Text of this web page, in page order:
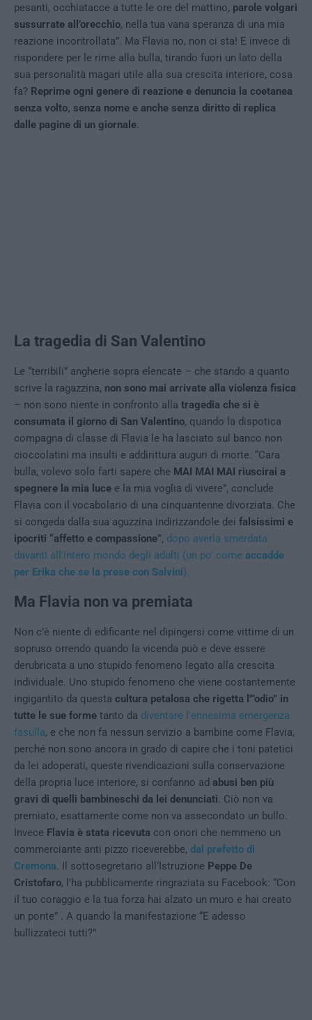
pesanti, occhiatacce a tutte le ore del mattino, parole volgari
sussurrate all’orecchio, nella tua vana speranza di una mia
reazione incontrollata”. Ma Flavia no, non ci sta! E invece di
rispondere per le rime alla bulla, tirando fuori un lato della
sua personalità magari utile alla sua crescita interiore, cosa
fa? Reprime ogni genere di reazione e denuncia la coetanea
senza volto, senza nome e anche senza diritto di replica
dalle pagine di un giornale.
La tragedia di San Valentino
Le “terribili” angherie sopra elencate – che stando a quanto
scrive la ragazzina, non sono mai arrivate alla violenza fisica
– non sono niente in confronto alla tragedia che si è
consumata il giorno di San Valentino, quando la dispotica
compagna di classe di Flavia le ha lasciato sul banco non
cioccolatini ma insulti e addirittura auguri di morte. “Cara
bulla, volevo solo farti sapere che MAI MAI MAI riuscirai a
spegnere la mia luce e la mia voglia di vivere”, conclude
Flavia con il vocabolario di una cinquantenne divorziata. Che
si congeda dalla sua aguzzina indirizzandole dei falsissimi e
ipocriti “affetto e compassione”, dopo averla smerdata
davanti all’intero mondo degli adulti (un po’ come accadde
per Erika che se la prese con Salvini).
Ma Flavia non va premiata
Non c’è niente di edificante nel dipingersi come vittime di un
sopruso orrendo quando la vicenda può e deve essere
derubricata a uno stupido fenomeno legato alla crescita
individuale. Uno stupido fenomeno che viene costantemente
ingigantito da questa cultura petalosa che rigetta l'”odio” in
tutte le sue forme tanto da diventare l’ennesima emergenza
fasulla, e che non fa nessun servizio a bambine come Flavia,
perché non sono ancora in grado di capire che i toni patetici
da lei adoperati, queste rivendicazioni sulla conservazione
della propria luce interiore, si confanno ad abusi ben più
gravi di quelli bambineschi da lei denunciati. Ciò non va
premiato, esattamente come non va assecondato un bullo.
Invece Flavia è stata ricevuta con onori che nemmeno un
commerciante anti pizzo riceverebbe, dal prefetto di
Cremona. Il sottosegretario all’Istruzione Peppe De
Cristofaro, l’ha pubblicamente ringraziata su Facebook: “Con
il tuo coraggio e la tua forza hai alzato un muro e hai creato
un ponte” . A quando la manifestazione “E adesso
bullizzateci tutti?”